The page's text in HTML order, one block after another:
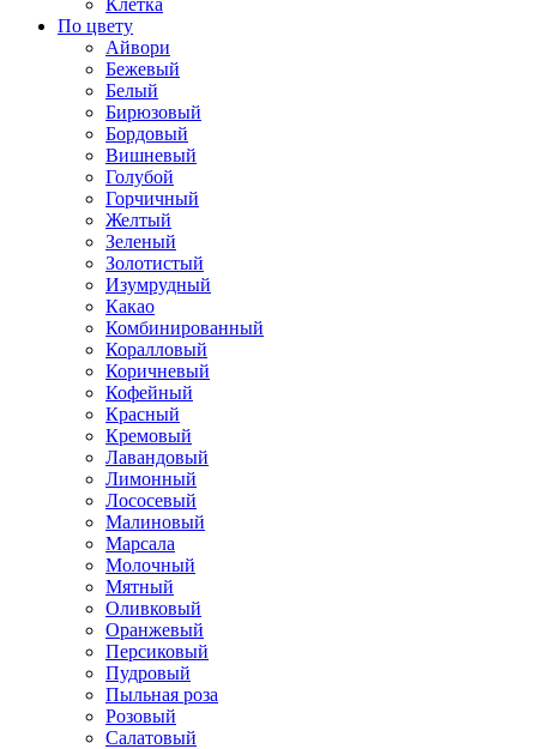
Клетка
По цвету
Айвори
Бежевый
Белый
Бирюзовый
Бордовый
Вишневый
Голубой
Горчичный
Желтый
Зеленый
Золотистый
Изумрудный
Какао
Комбинированный
Коралловый
Коричневый
Кофейный
Красный
Кремовый
Лавандовый
Лимонный
Лососевый
Малиновый
Марсала
Молочный
Мятный
Оливковый
Оранжевый
Персиковый
Пудровый
Пыльная роза
Розовый
Салатовый